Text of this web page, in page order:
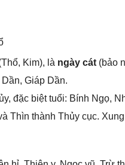
Kim), là ngày cát(bảo
Giáp Dần.
đặc biệt tuổi: Bính Ngọ,
Thìn thành Thủy cục.